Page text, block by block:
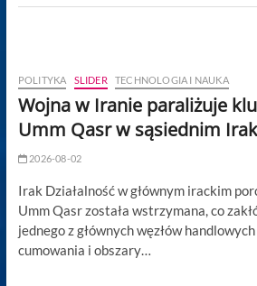
POLITYKA SLIDER TECHNOLOGIA I NAUKA
Wojna w Iranie paraliżuje
Umm Qasr w sąsiednim
2026-08-02
Irak Działalność w głównym irackim
Umm Qasr została wstrzymana, co
jednego z głównych węzłów
cumowania i obszary…